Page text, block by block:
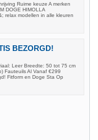
Ruime keuze A merken
DOGE HIMOLLA
relax modellen in alle kleuren
BEZORGD!
Leer Breedte: 50 tot 75 cm
Fauteuils Al Vanaf €299
Fitform en Doge Sta Op